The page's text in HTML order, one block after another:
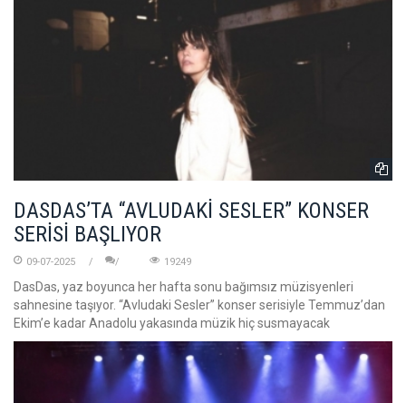
DASDAS’TA “AVLUDAKİ SESLER” KONSER
SERİSİ BAŞLIYOR
09-07-2025 19249
DasDas, yaz boyunca her hafta sonu bağımsız müzisyenleri
sahnesine taşıyor. “Avludaki Sesler” konser serisiyle Temmuz’dan
Ekim’e kadar Anadolu yakasında müzik hiç susmayacak